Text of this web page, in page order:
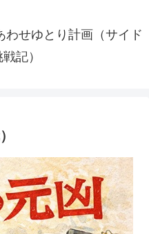
わせゆとり計画（サイド
戦記）